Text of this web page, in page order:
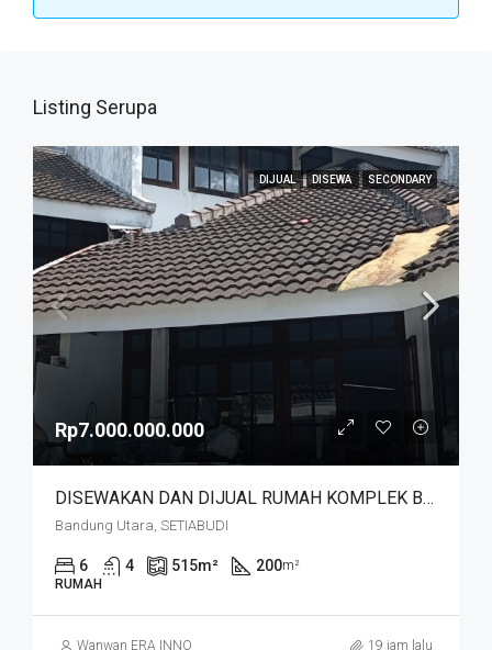
Listing Serupa
DIJUAL DISEWA SECONDARY
Rp7.000.000.000
DISEWAKAN DAN DIJUAL RUMAH KOMPLEK BUDISARI HEGARMANAH SETIABUDI DKT SECAPA AD DAN YOGYA SUPERMARKET BANDUNG KOTA
Bandung Utara, SETIABUDI
6 4 515m² 200m²
RUMAH
Wanwan ERA INNO 19 jam lalu